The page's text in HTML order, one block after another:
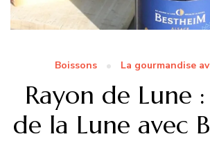
Boissons La gourmandise
Rayon de Lune
de la Lune avec